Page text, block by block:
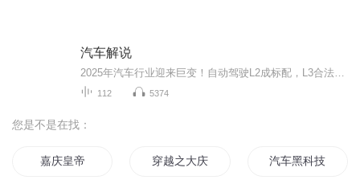
汽车解说
112 5374
您是不是在找：
嘉庆皇帝 穿越之大庆帝国 汽车黑科技